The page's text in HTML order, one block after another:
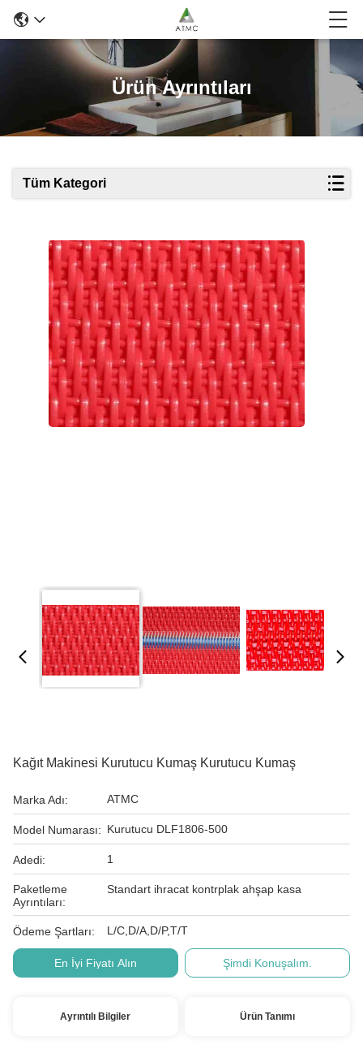
Ürün Ayrıntıları
Tüm Kategori
Kağıt Makinesi Kurutucu Kumaş Kurutucu Kumaş
Marka Adı: ATMC
Model Numarası: Kurutucu DLF1806-500
Adedi: 1
Paketleme
Ayrıntıları:
Standart ihracat kontrplak ahşap kasa
Ödeme Şartları: L/C,D/A,D/P,T/T
En İyi Fiyatı Alın Şimdi Konuşalım.
Ayrıntılı Bilgiler Ürün Tanımı